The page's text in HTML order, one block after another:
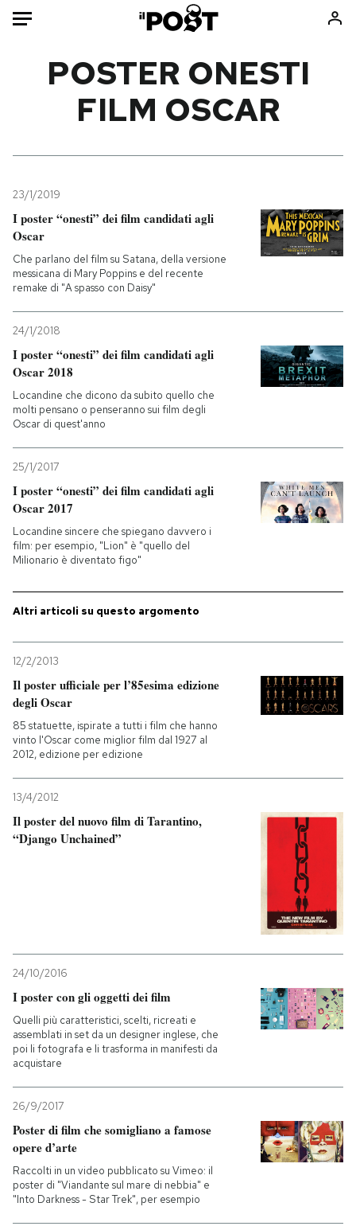
Mondo
Tecnologia
Internet
Cultura
Economia
Libri
Ok Boomer!
Europa
PODCAST
I MIEI PREFERITI
SHOP
Entra
POSTER ONESTI
FILM OSCAR
23/1/2019
I poster “onesti” dei film candidati agli
Oscar
Che parlano del film su Satana, della versione
messicana di Mary Poppins e del recente
remake di "A spasso con Daisy"
24/1/2018
I poster “onesti” dei film candidati agli
Oscar 2018
Locandine che dicono da subito quello che
molti pensano o penseranno sui film degli
Oscar di quest'anno
25/1/2017
I poster “onesti” dei film candidati agli
Oscar 2017
Locandine sincere che spiegano davvero i
film: per esempio, "Lion" è "quello del
Milionario è diventato figo"
Altri articoli su questo argomento
12/2/2013
Il poster ufficiale per l’85esima edizione
degli Oscar
85 statuette, ispirate a tutti i film che hanno
vinto l'Oscar come miglior film dal 1927 al
2012, edizione per edizione
13/4/2012
Il poster del nuovo film di Tarantino,
“Django Unchained”
24/10/2016
I poster con gli oggetti dei film
Quelli più caratteristici, scelti, ricreati e
assemblati in set da un designer inglese, che
poi li fotografa e li trasforma in manifesti da
acquistare
26/9/2017
Poster di film che somigliano a famose
opere d’arte
Raccolti in un video pubblicato su Vimeo: il
poster di "Viandante sul mare di nebbia" e
"Into Darkness - Star Trek", per esempio